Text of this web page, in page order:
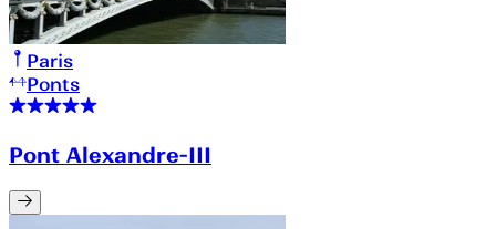
Paris
Ponts
Pont Alexandre-III